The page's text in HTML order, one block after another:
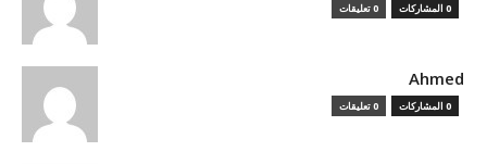
0 المشاركات 0 تعليقات
Ahmed
0 المشاركات 0 تعليقات